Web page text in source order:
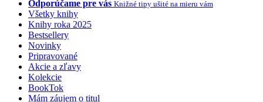
Odporúčame pre vás Knižné tipy ušité na mieru vám
Všetky knihy
Knihy roka 2025
Bestsellery
Novinky
Pripravované
Akcie a zľavy
Kolekcie
BookTok
Mám záujem o titul